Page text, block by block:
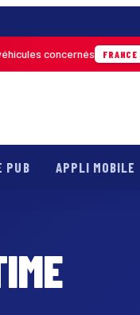
concernés FRANCE &
PUB APPLI MOBILE